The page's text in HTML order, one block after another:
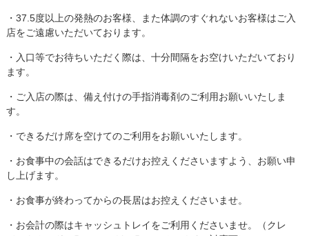
・37.5度以上の発熱のお客様、また体調のすぐれないお客様はご入
店をご遠慮いただいております。
・入口等でお待ちいただく際は、十分間隔をお空けいただいており
ます。
・ご入店の際は、備え付けの手指消毒剤のご利用お願いいたしま
す。
・できるだけ席を空けてのご利用をお願いいたします。
・お食事中の会話はできるだけお控えくださいますよう、お願い申
し上げます。
・お食事が終わってからの長居はお控えくださいませ。
・お会計の際はキャッシュトレイをご利用くださいませ。（クレ